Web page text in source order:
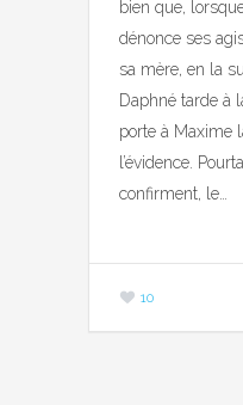
bien que,
dénonce ses
sa mère, en la
Daphné tarde à
porte à Maxime
l’évidence.
confirment, le…
10